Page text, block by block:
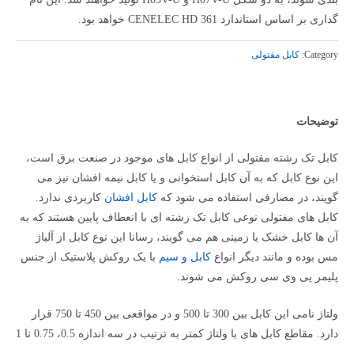
گذاری بر اساس استاندارد CENELEC HD 361 خواهد بود.
Category: کابل مفتولی
توضیحات
کابل تک رشته مفتولی از انواع کابل های موجود در صنعت برق است،
این نوع کابل که به آن کابل استخوانی و یا کابل نیمه افشان نیز می
گویند، در مصارفی استفاده می شود که کابل افشان کاربردی ندارد.
کابل های مفتولی نوعی کابل تک رشته ای با انعطاف پایین هستند که به
آن ها کابل خشک یا زمینی هم می گویند، رسانا این نوع کابل از آلیاژ
مس بوده و مانند دیگر انواع کابل و سیم با یک روکش پلاستیک از جنس
پلیمر پی وی سی روکش می شوند.
ولتاژ نامی این کابل بین 300 تا 500 و در مواقعی بین 450 تا 750 قرار
دارد. مقاطع کابل های با ولتاژ کمتر به ترتیب در سه اندازه 0.5، 0.75 تا 1